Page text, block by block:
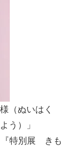
（ぬいはく
う）」
特別展 きも